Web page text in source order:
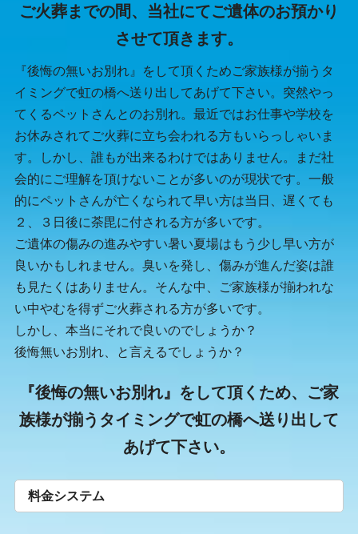
ご火葬までの間、当社にてご遺体のお預かり
させて頂きます。
『後悔の無いお別れ』をして頂くためご家族様が揃うタ
イミングで虹の橋へ送り出してあげて下さい。突然やっ
てくるペットさんとのお別れ。最近ではお仕事や学校を
お休みされてご火葬に立ち会われる方もいらっしゃいま
す。しかし、誰もが出来るわけではありません。まだ社
会的にご理解を頂けないことが多いのが現状です。一般
的にペットさんが亡くなられて早い方は当日、遅くても
２、３日後に荼毘に付される方が多いです。
ご遺体の傷みの進みやすい暑い夏場はもう少し早い方が
良いかもしれません。臭いを発し、傷みが進んだ姿は誰
も見たくはありません。そんな中、ご家族様が揃われな
い中やむを得ずご火葬される方が多いです。
しかし、本当にそれで良いのでしょうか？
後悔無いお別れ、と言えるでしょうか？
『後悔の無いお別れ』をして頂くため、 ご家
族様が揃うタイミングで虹の橋へ送り出して
あげて下さい。
料金システム